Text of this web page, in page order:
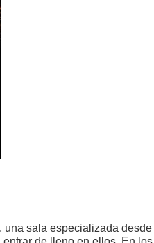
una sala especializada desde